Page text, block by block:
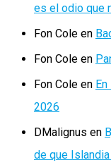
es el odio que
Fon Cole en
Fon Cole en
Fon Cole en
2026
DMalignus en
de que